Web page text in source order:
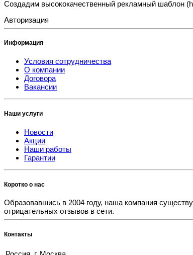
Создадим высококачественный рекламный шаблон
Авторизация
Информация
Условия сотрудничества
О компании
Договора
Вакансии
Наши услуги
Новости
Акции
Наши работы
Гарантии
Коротко о нас
Образовавшись в 2004 году, наша компания
отрицательных отзывов в сети.
Контакты